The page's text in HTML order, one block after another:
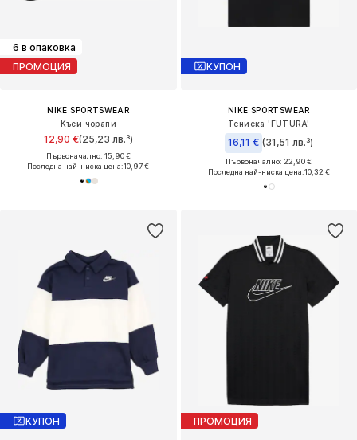
6 в опаковка
ПРОМОЦИЯ
NIKE SPORTSWEAR
Къси чорапи
12,90 €(25,23 лв.³)
Първоначално: 15,90 €
Последна най-ниска цена:10,97 €
КУПОН
NIKE SPORTSWEAR
Тениска 'FUTURA'
16,11 € (31,51 лв.³)
Първоначално: 22,90 €
Последна най-ниска цена:10,32 €
КУПОН ПРОМОЦИЯ